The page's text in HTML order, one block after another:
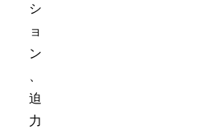
シ
ョ
ン
迫
力